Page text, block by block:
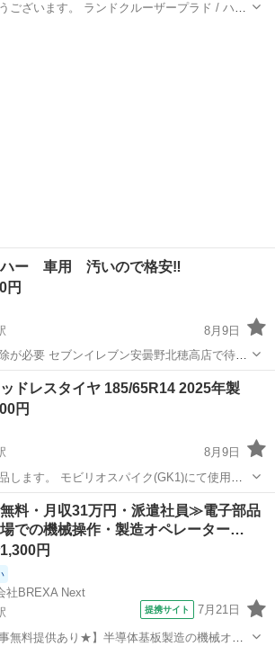
ございます。 ランドクルーザープラド / ハイ
ハー 車用 汚いので格安‼️
円
8月9日
野北穂高店で待ち
有明駅 カーオーディオ
ドレスタイヤ 185/65R14 2025年製
円
8月9日
します。 モビリオスパイク(GK1)にて使用し
】 ホイール:2017年10月に購入し9シーズン使
購入し、冬季1シーズン使用。 【サイズ】 ホ
北殿駅 タイヤ、ホイール
料・月収31万円・派遣社員≫電子部品
での機械操作・製造オペレーター…
円
社BREXA Next
提携サイト 7月21日
無料提供あり★】半導体基板製造の機械オペ